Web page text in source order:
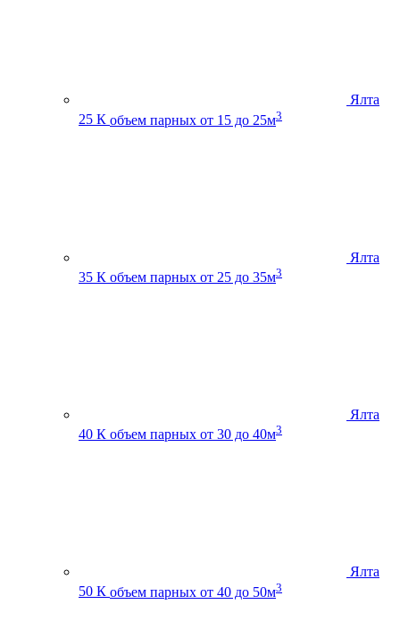
Ялта
25 К объем парных от 15 до 25м3
Ялта
35 К объем парных от 25 до 35м3
Ялта
40 К объем парных от 30 до 40м3
Ялта
50 К объем парных от 40 до 50м3